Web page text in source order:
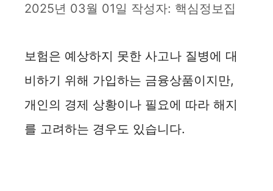
2025년 03월 01일 작성자: 핵심정보집
보험은 예상하지 못한 사고나 질병에 대
비하기 위해 가입하는 금융상품이지만,
개인의 경제 상황이나 필요에 따라 해지
를 고려하는 경우도 있습니다.